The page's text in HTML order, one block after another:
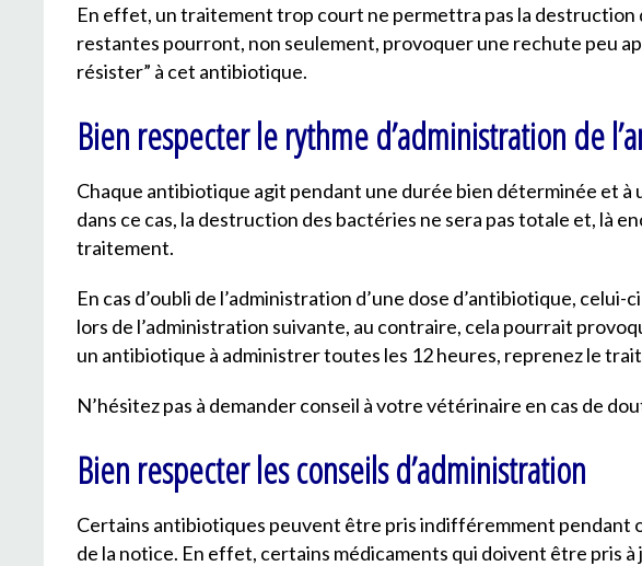
En effet, un traitement trop court ne permettra pas la destruction
restantes pourront, non seulement, provoquer une rechute peu
résister” à cet antibiotique.
Bien respecter le rythme d’administration de
Chaque antibiotique agit pendant une durée bien déterminée et
dans ce cas, la destruction des bactéries ne sera pas totale et, là
traitement.
En cas d’oubli de l’administration d’une dose d’antibiotique,
lors de l’administration suivante, au contraire, cela pourrait
un antibiotique à administrer toutes les 12 heures, reprenez le
N’hésitez pas à demander conseil à votre vétérinaire en cas de
Bien respecter les conseils d’administration
Certains antibiotiques peuvent être pris indifféremment pendant
de la notice. En effet, certains médicaments qui doivent être pris